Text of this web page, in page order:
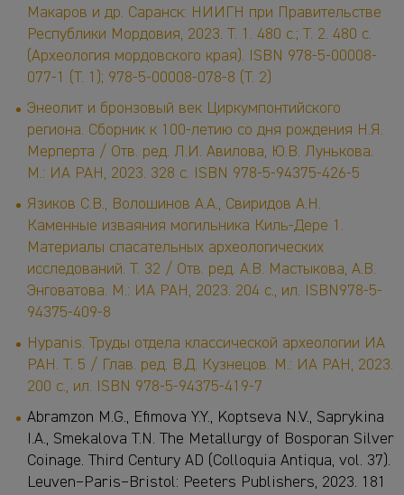
Макаров и др. Саранск: НИИГН при Правительстве
Республики Мордовия, 2023. Т. 1. 480 с.; Т. 2. 480 с.
(Археология мордовского края). ISBN 978-5-00008-
077-1 (Т. 1); 978-5-00008-078-8 (Т. 2)
Энеолит и бронзовый век Циркумпонтийского
региона. Сборник к 100-летию со дня рождения Н.Я.
Мерперта / Отв. ред. Л.И. Авилова, Ю.В. Лунькова.
М.: ИА РАН, 2023. 328 с. ISBN 978-5-94375-426-5
Язиков С.В., Волошинов А.А., Свиридов А.Н.
Каменные изваяния могильника Киль-Дере 1.
Материалы спасательных археологических
исследований. Т. 32 / Отв. ред. А.В. Мастыкова, А.В.
Энговатова. М.: ИА РАН, 2023. 204 с., ил. ISBN978-5-
94375-409-8
Hypanis. Труды отдела классической археологии ИА
РАН. Т. 5 / Глав. ред. В.Д. Кузнецов. М.: ИА РАН, 2023.
200 с., ил. ISBN 978-5-94375-419-7
Abramzon M.G., Efimova Y.Y., Koptseva N.V., Saprykina
I.A., Smekalova T.N. The Metallurgy of Bosporan Silver
Coinage. Third Century AD (Colloquia Antiqua, vol. 37).
Leuven–Paris–Bristol: Peeters Publishers, 2023. 181